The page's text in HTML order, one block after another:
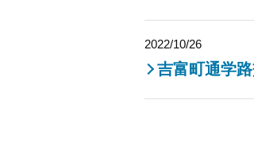
吉富町通学
2022/10/26